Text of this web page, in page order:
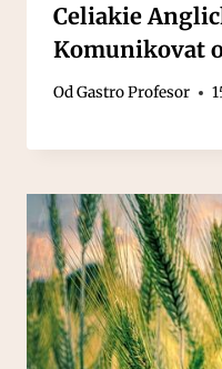
Celiakie
Komunikovat
OdGastro Profesor